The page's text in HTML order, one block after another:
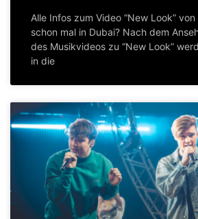
Alle Infos zum Video “New Look”
schon mal in Dubai? Nach dem
des Musikvideos zu “New Look”
in die